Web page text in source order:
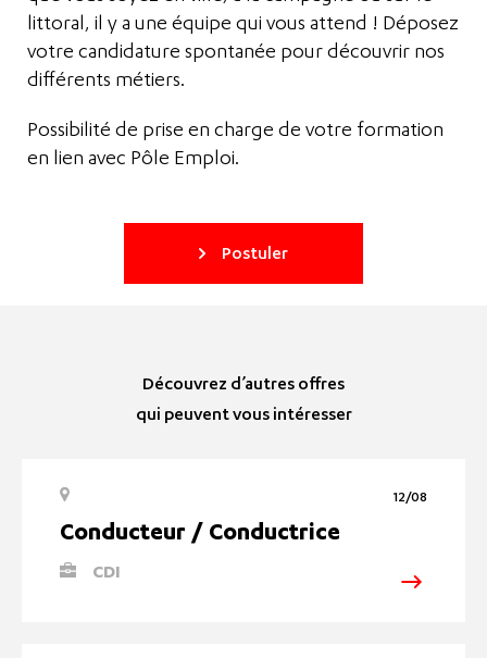
littoral, il y a une équipe qui vous attend ! Déposez
votre candidature spontanée pour découvrir nos
différents métiers.
Possibilité de prise en charge de votre formation
en lien avec Pôle Emploi.
Postuler
Découvrez d’autres offres
qui peuvent vous intéresser
12/08
Conducteur / Conductrice
CDI